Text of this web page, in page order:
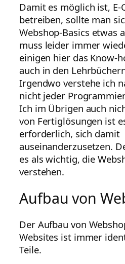
Damit es möglich ist, E-
betreiben, sollte man
Webshop-Basics etwas
muss leider immer
einigen hier das Know-
auch in den
Irgendwo verstehe ich
nicht jeder
Ich im Übrigen auch
von Fertiglösungen ist
erforderlich, sich damit
auseinanderzusetzen.
es als wichtig, die
verstehen.
Aufbau von
Der Aufbau von
Websites ist immer
Teile.